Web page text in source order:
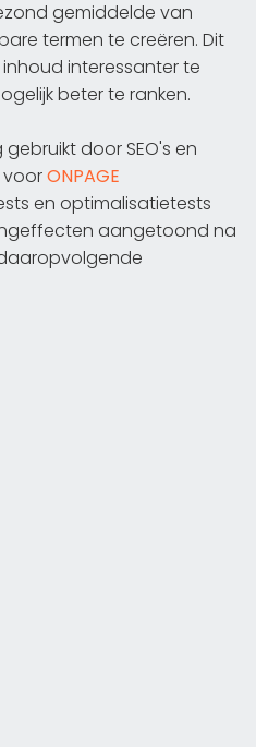
gemiddelde van
termen te creëren. Dit
interessanter te
beter te ranken.
door SEO's en
ONPAGE
en optimalisatietests
aangetoond na